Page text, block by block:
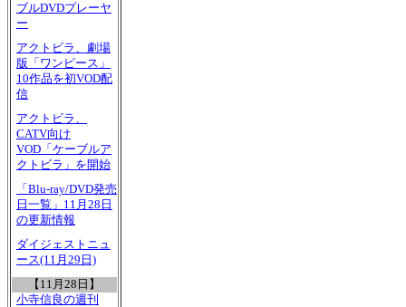
ブルDVDプレーヤ
ー
アクトビラ、劇場
版「ワンピース」
10作品を初VOD配
信
アクトビラ、
CATV向け
VOD「ケーブルア
クトビラ」を開始
「Blu-ray/DVD発売
日一覧」11月28日
の更新情報
ダイジェストニュ
ース(11月29日)
【11月28日】
小寺信良の週刊